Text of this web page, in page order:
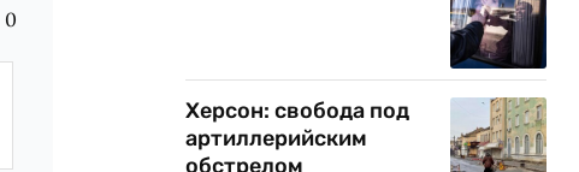
0
Херсон: свобода под
артиллерийским
обстрелом